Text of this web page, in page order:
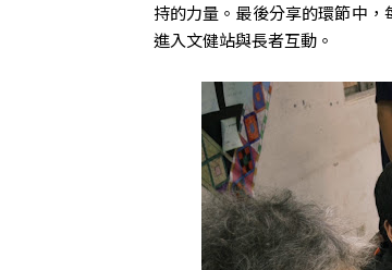
持的力量。最後分享的環節中
進入文健站與長者互動。